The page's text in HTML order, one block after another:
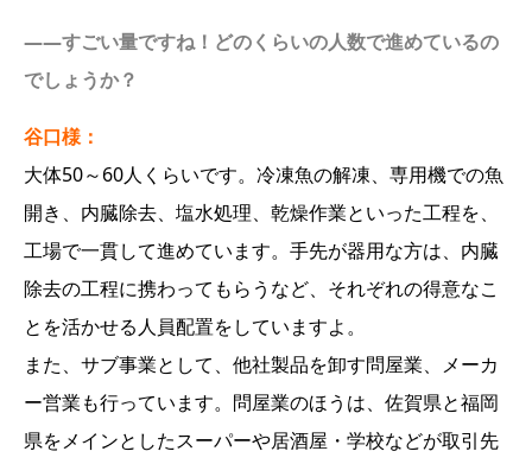
――すごい量ですね！どのくらいの人数で進めているの
でしょうか？
谷口様：
大体50～60人くらいです。冷凍魚の解凍、専用機での魚
開き、内臓除去、塩水処理、乾燥作業といった工程を、
工場で一貫して進めています。手先が器用な方は、内臓
除去の工程に携わってもらうなど、それぞれの得意なこ
とを活かせる人員配置をしていますよ。
また、サブ事業として、他社製品を卸す問屋業、メーカ
ー営業も行っています。問屋業のほうは、佐賀県と福岡
県をメインとしたスーパーや居酒屋・学校などが取引先